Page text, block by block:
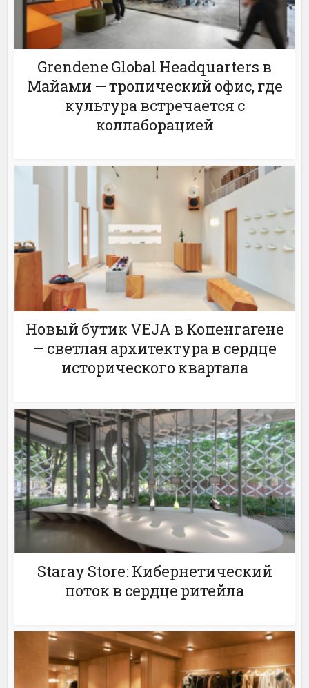
Grendene Global Headquarters в
Майами — тропический офис, где
культура встречается с
коллаборацией
Новый бутик VEJA в Копенгагене
— светлая архитектура в сердце
исторического квартала
Staray Store: Кибернетический
поток в сердце ритейла